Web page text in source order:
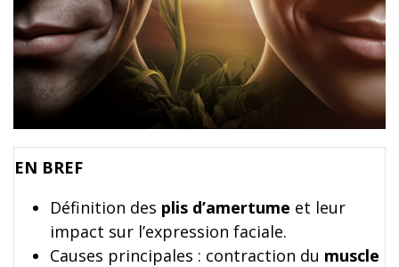
EN BREF
Définition des plis d’amertume et leur
impact sur l’expression faciale.
Causes principales : contraction du muscle